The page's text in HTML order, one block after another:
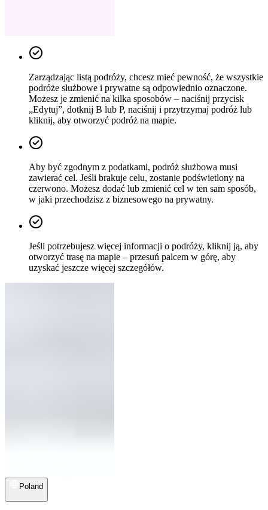
Zarządzając listą podróży, chcesz mieć pewność, że wszystkie
podróże służbowe i prywatne są odpowiednio oznaczone.
Możesz je zmienić na kilka sposobów – naciśnij przycisk
„Edytuj”, dotknij B lub P, naciśnij i przytrzymaj podróż lub
kliknij, aby otworzyć podróż na mapie.
Aby być zgodnym z podatkami, podróż służbowa musi
zawierać cel. Jeśli brakuje celu, zostanie podświetlony na
czerwono. Możesz dodać lub zmienić cel w ten sam sposób,
w jaki przechodzisz z biznesowego na prywatny.
Jeśli potrzebujesz więcej informacji o podróży, kliknij ją, aby
otworzyć trasę na mapie – przesuń palcem w górę, aby
uzyskać jeszcze więcej szczegółów.
Poland